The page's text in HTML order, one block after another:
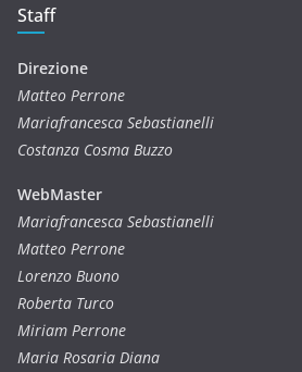
Staff
Direzione
Matteo Perrone
Mariafrancesca Sebastianelli
Costanza Cosma Buzzo
WebMaster
Mariafrancesca Sebastianelli
Matteo Perrone
Lorenzo Buono
Roberta Turco
Miriam Perrone
Maria Rosaria Diana